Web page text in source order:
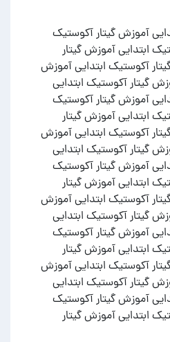
آموزش گیتار آکوستیک
ابتدایی آموزش گیتار
آکوستیک ابتدایی آموزش
گیتار آکوستیک ابتدایی
آموزش گیتار آکوستیک
ابتدایی آموزش گیتار
آکوستیک ابتدایی آموزش
گیتار آکوستیک ابتدایی
آموزش گیتار آکوستیک
ابتدایی آموزش گیتار
آکوستیک ابتدایی آموزش
گیتار آکوستیک ابتدایی
آموزش گیتار آکوستیک
ابتدایی آموزش گیتار
آکوستیک ابتدایی آموزش
گیتار آکوستیک ابتدایی
آموزش گیتار آکوستیک
ابتدایی آموزش گیتار